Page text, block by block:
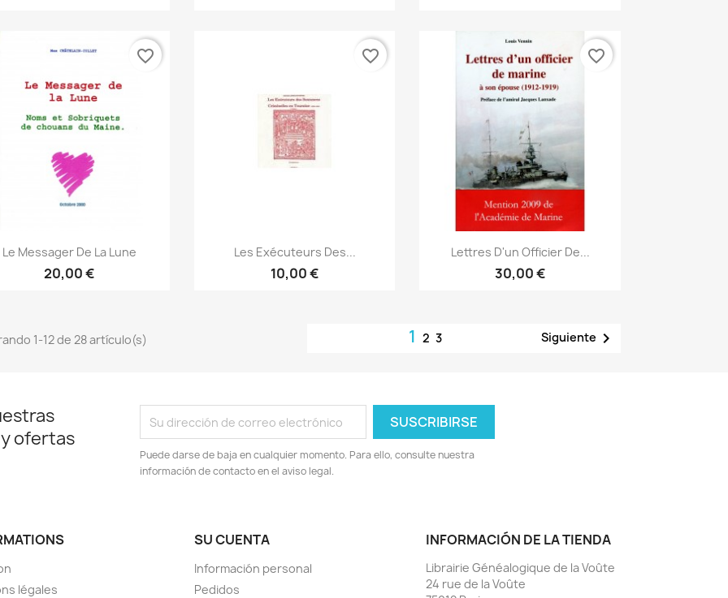
Vista rápida
Le Messager De La Lune
20,00 €
favorite_border
Vista rápida
Les Exécuteurs Des...
10,00 €
favorite_border
 Vista rápida
Lettres D'un Officier De...
30,00 €
favorite_border
1-12 de 28 artículo(s) 123 Siguiente 
ofertas
Puede darse de baja en cualquier momento. Para ello, consulte nuestra
información de contacto en el aviso legal.
légales
SU CUENTA
Información personal
Pedidos
INFORMACIÓN DE LA TIENDA
Librairie Généalogique de la Voûte
24 rue de la Voûte